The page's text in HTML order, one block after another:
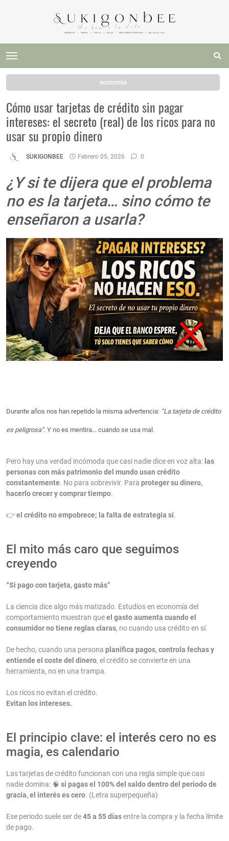
economia
Cómo usar tarjetas de crédito sin pagar
intereses: el secreto (real) de los ricos para no
usar su propio dinero
SUKIGONBEE Febrero 05, 2026 0
¿Y si te dijera que el problema
no es la tarjeta… sino cómo te
enseñaron a usarla?
Durante años nos han repetido la misma advertencia: “La tarjeta de crédito
es peligrosa”. Y no es mentira… cuando se usa mal .
Pero hay una verdad incómoda que casi nadie dice en voz alta: las
personas con más patrimonio del mundo usan crédito
constantemente. No para sobrevivir. Para proteger su dinero,
hacerlo crecer y comprar tiempo.
👉el crédito no empobrece; la falta de estrategia sí.
El mito más caro que seguimos
creyendo
“Si pago con tarjeta, gasto más”
La ciencia dice algo más matizado. Estudios en economía del
comportamiento muestran queel gasto aumenta cuando el
consumidor no tiene reglas claras, no cuando usa crédito en sí.
De hecho, cuando una persona planifica pagos, controla fechas y
entiende el coste del dinero, el crédito se convierte en una
herramienta, no en una trampa.
Los ricos no evitan el crédito.
Evitan los intereses.
El principio clave: el interés cero no es
magia, es calendario
Las tarjetas de crédito funcionan con una regla simple que casi
nadie domina: 🧠 si pagas el 100% del saldo dentro del periodo de
gracia, el interés es cero. (Letra superpequeña)
Ese periodo suele ser de45 a 55 díasentre la compra y la fecha límite
de pago.